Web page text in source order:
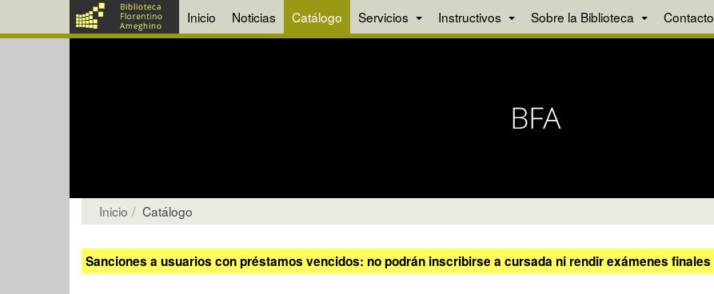
Inicio Noticias Catálogo Servicios Instructivos Sobre la Biblioteca Contacto
Inicio Catálogo
Sanciones a usuarios con préstamos vencidos: no podrán inscribirse a cursada ni rendir exámenes finales